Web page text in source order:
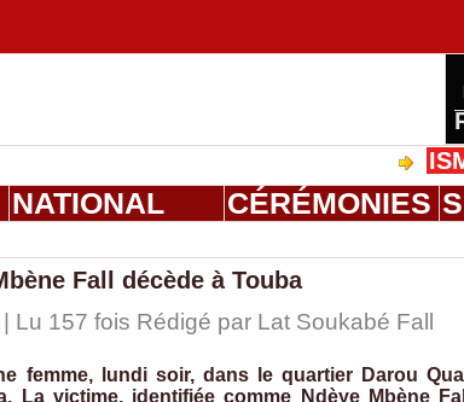
ISM
NATIONAL CÉRÉMONIES
Fall décède à Touba
157 fois Rédigé par Lat Soukabé Fall
femme, lundi soir, dans le quartier Darou
La victime, identifiée comme Ndèye Mbène